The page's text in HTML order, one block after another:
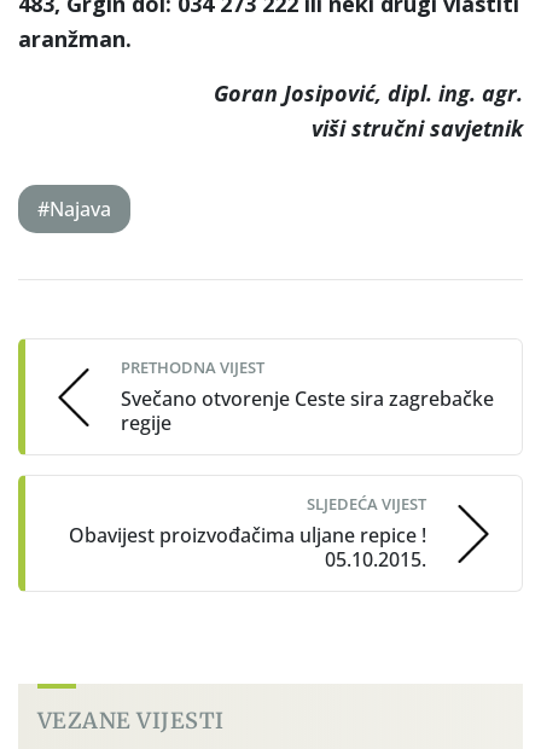
aranžman.
Goran Josipović, dipl. ing. agr.
viši stručni savjetnik
#Najava
navigation
PRETHODNA VIJEST
Svečano otvorenje Ceste sira zagrebačke
regije
SLJEDEĆA VIJEST
Obavijest proizvođačima uljane repice !
05.10.2015.
VEZANE VIJESTI